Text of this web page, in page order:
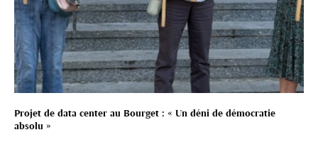
Projet de data center au Bourget : « Un déni de démocratie
absolu »